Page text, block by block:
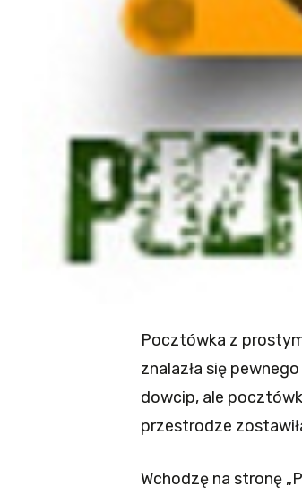
Pocztówka z
znalazła się
dowcip, ale
przestrodze
Wchodzę na stronę